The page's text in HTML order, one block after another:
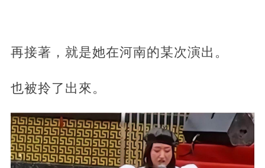
再接著，就是她在河南的某次演出。
也被拎了出來。